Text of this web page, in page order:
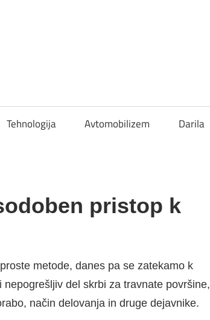
Tehnologija Avtomobilizem Darila
pristop k
metode, danes pa se zatekamo k
nepogrešljiv del skrbi za travnate površine,
način delovanja in druge dejavnike.